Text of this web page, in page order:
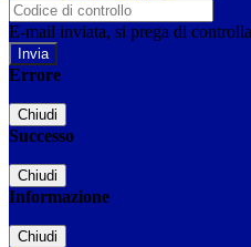
E-mail inviata, si prega di
Errore
Chiudi
Successo
Chiudi
Informazione
Chiudi